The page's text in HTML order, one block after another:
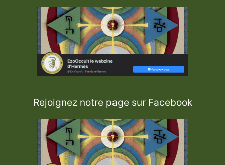
Rejoignez notre page sur Facebook